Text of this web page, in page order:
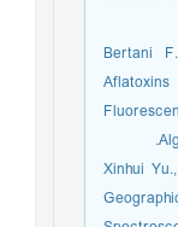
13.
14 Xinhui